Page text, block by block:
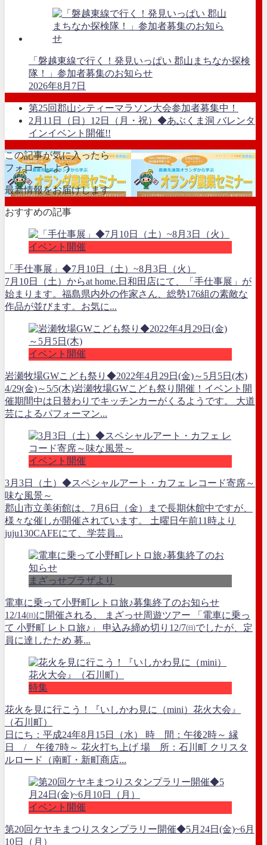
「磐越東線で行く！発見いっぱい 郡山まちなか探検
隊！」参加者募集のお知らせ
2026年8月7日
第25回郡山シティーマラソン大会参加者募集中！
2月11日（日）12日（月・祝）◆あぶくま洞 バレンタ
インイベント開催!!
この記事が気に入ったら
フォローしよう
最新情報をお届けします
おすすめの記事
イベント開催
「手仕事展」◆7月10日（土）~8月3日（火）
7月10日（土）からat home.日和田店にて、「手仕事展」が
始まります。福島県内外の作家さん、総勢176組の素敵な
作品が並びます。お気に...
イベント開催
岩瀬牧場GWこども祭り◆2022年4月29日(金)～5月5日(木)
4/29(金)～5/5(木)岩瀬牧場GWこども祭り開催！イベント開
催期間中は日替わりでキッチンカーがくるようです。 大道
芸によるパフォーマン...
イベント開催
3月3日（土）◆スペシャルアート・カフェ レコード寄席～
味な風景～
郡山市立美術館は、7月6日（金）まで長期休館中ですが、
様々な催しが開催されています。 土曜日午前11時より
juju130CAFEにて、学芸員...
まざっせプラザより
電車に乗って小野町レトロ旅♪募集終了のお知らせ
12/14㈰に開催される、 まざっせ周遊ツアー 「電車に乗っ
て 小野町 レトロ旅♪」 申込み締め切り12/7㈰でしたが、定
員に達したため 募...
特集
花火を見に行こう！『いしかわ見に（mini）花火大会』
（石川町）
日にち：平成24年8月15日（水） 時 間：午後2時～ 縁
日 / 午後7時～ 花火打ち上げ 場 所：石川町 クリスタ
ルロード（南町・新町商店...
イベント開催
第20回ケヤキまつりスタンプラリー開催◆5月24日(金)~6月
10日（月）